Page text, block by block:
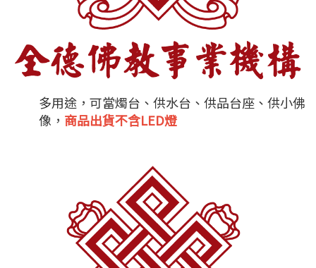
多用途，可當燭台、供水台、供品台座、供小佛
像， 商品出貨不含LED燈